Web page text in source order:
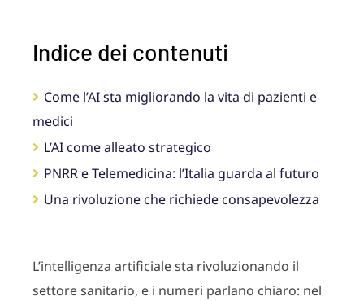
Indice dei contenuti
Come l’AI sta migliorando la vita di pazienti e
medici
L’AI come alleato strategico
PNRR e Telemedicina: l’Italia guarda al futuro
Una rivoluzione che richiede consapevolezza
L’intelligenza artificiale sta rivoluzionando il
settore sanitario, e i numeri parlano chiaro: nel